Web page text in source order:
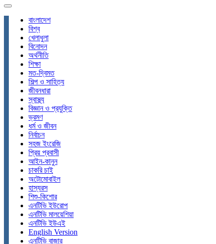
বাংলাদেশ
বিশ্ব
খেলাধুলা
বিনোদন
অর্থনীতি
শিক্ষা
মত-দ্বিমত
শিল্প ও সাহিত্য
জীবনধারা
স্বাস্থ্য
বিজ্ঞান ও প্রযুক্তি
ভ্রমণ
ধর্ম ও জীবন
নির্বাচন
সহজ ইংরেজি
প্রিয় প্রবাসী
আইন-কানুন
চাকরি চাই
অটোমোবাইল
হাস্যরস
শিশু-কিশোর
এনটিভি ইউরোপ
এনটিভি মালয়েশিয়া
এনটিভি ইউএই
English Version
এনটিভি বাজার